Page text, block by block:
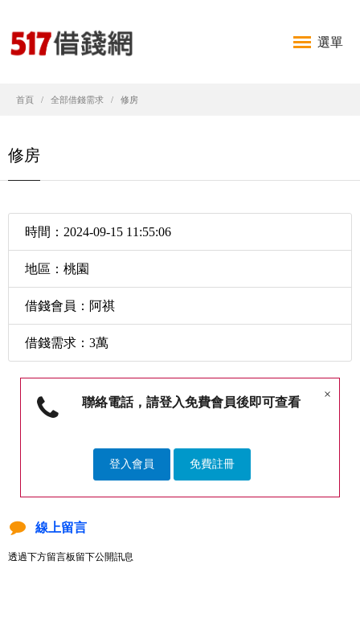
選單
首頁 全部借錢需求 修房
修房
時間：2024-09-15 11:55:06
地區：桃園
借錢會員：阿祺
借錢需求：3萬
×
聯絡電話，請登入免費會員後即可查看
登入會員 免費註冊
線上留言
透過下方留言板留下公開訊息